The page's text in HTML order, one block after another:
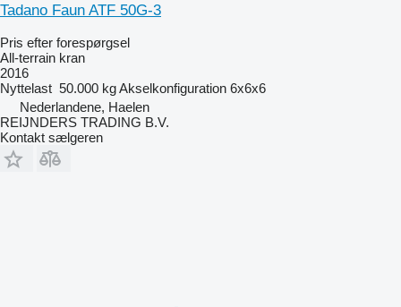
Tadano Faun ATF 50G-3
Pris efter forespørgsel
All-terrain kran
2016
Nyttelast 50.000 kgAkselkonfiguration 6x6x6
Nederlandene, Haelen
REIJNDERS TRADING B.V.
Kontakt sælgeren